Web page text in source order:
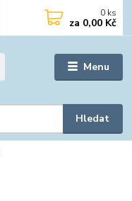
Menu
Hledat
0 ks
za 0,00 Kč